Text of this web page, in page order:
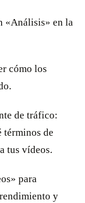
«Análisis» en la
cómo los
de tráfico:
términos de
tus vídeos.
para
y